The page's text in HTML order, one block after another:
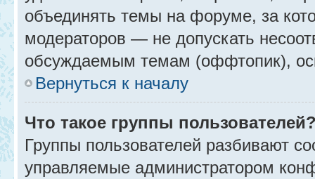
объединять темы на форуме, за
модераторов — не допускать
обсуждаемым темам (оффтопик),
Вернуться к началу
Что такое группы
Группы пользователей разбивают
управляемые администратором